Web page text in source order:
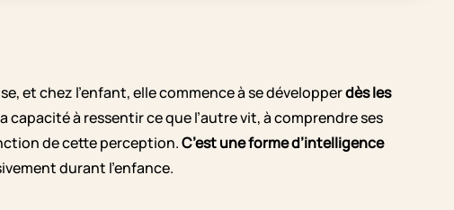
et chez l’enfant, elle commence à se développerdès les
capacité à ressentir ce que l’autre vit, à comprendre ses
de cette perception.C’est une forme d’intelligence
durant l’enfance.